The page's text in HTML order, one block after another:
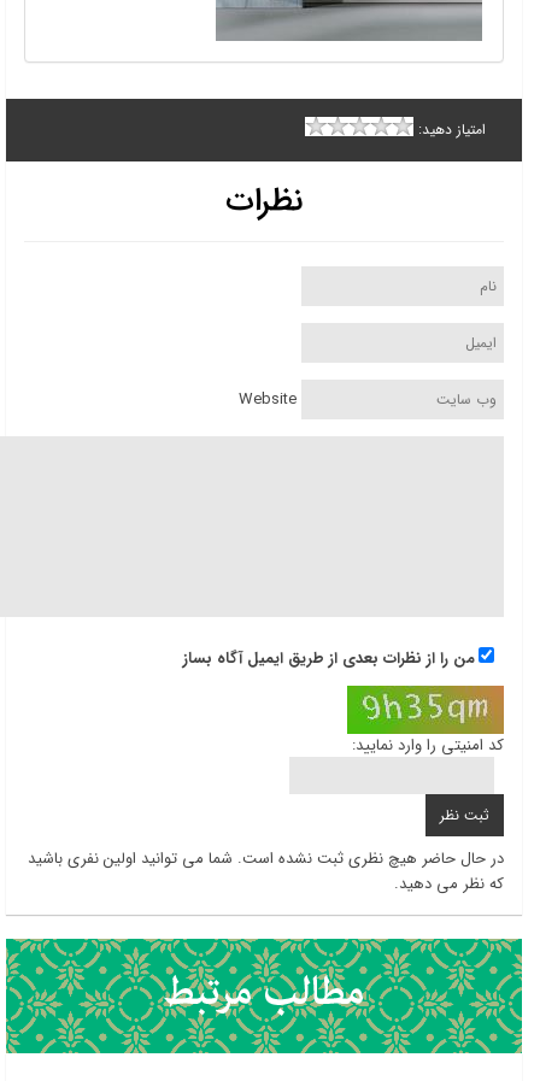
امتیاز دهید:
نظرات
Website
من را از نظرات بعدی از طریق ایمیل آگاه بساز
کد امنیتی را وارد نمایید:
در حال حاضر هیچ نظری ثبت نشده است. شما می توانید اولین نفری باشید
که نظر می دهید.